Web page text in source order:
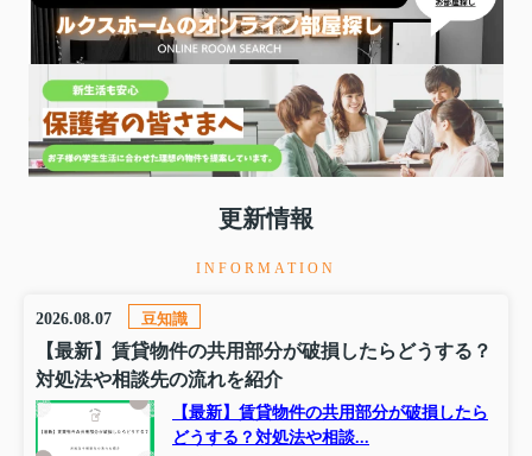
更新情報
INFORMATION
2026.08.07 豆知識
【最新】賃貸物件の共用部分が破損したらどうする？
対処法や相談先の流れを紹介
【最新】賃貸物件の共用部分が破損したら
どうする？対処法や相談...